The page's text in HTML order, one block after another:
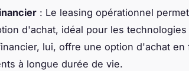
: Le leasing opérationnel permet
d'achat, idéal pour les technologies
lui, offre une option d'achat en
à longue durée de vie.